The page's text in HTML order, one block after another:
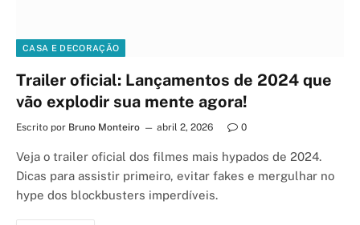
CASA E DECORAÇÃO
Trailer oficial: Lançamentos de 2024 que
vão explodir sua mente agora!
Escrito por Bruno Monteiro abril 2, 2026 0
Veja o trailer oficial dos filmes mais hypados de 2024.
Dicas para assistir primeiro, evitar fakes e mergulhar no
hype dos blockbusters imperdíveis.